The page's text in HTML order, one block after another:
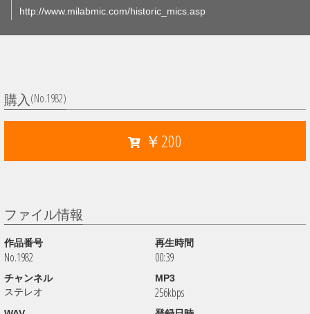
http://www.milabmic.com/historic_mics.asp
購入 (No.1982)
￥200
ファイル情報
作品番号
No.1982
再生時間
00:39
チャンネル
ステレオ
MP3
256kbps